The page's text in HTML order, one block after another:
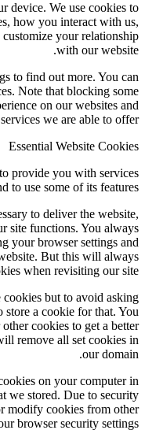
be set on your device. We
our websites, how you
and to customize
headings to find out
preferences. Note that
your experience on
the services we
Essential
necessary to provide
website and to use some
strictly necessary to
how our site
by changing your
on this website. But
refuse cookies when
to refuse cookies but
allow us to store a
or opt in for other cookies
cookies we will remove all
list of stored cookies on
check what we stored.
to show or modify
these in your browser